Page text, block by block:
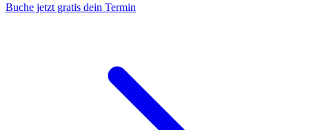
Buche jetzt gratis dein Termin